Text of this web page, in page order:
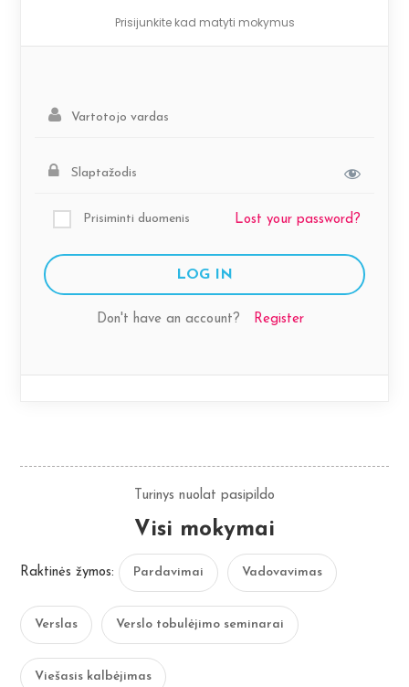
Prisijunkite kad matyti mokymus
Prisiminti duomenis Lost your password?
Don't have an account? Register
Turinys nuolat pasipildo
Visi mokymai
Raktinės žymos: Pardavimai Vadovavimas
Verslas Verslo tobulėjimo seminarai
Viešasis kalbėjimas